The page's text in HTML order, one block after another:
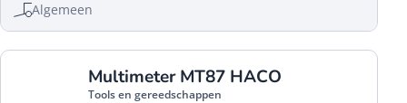
Algemeen
Multimeter MT87 HACO
Tools en gereedschappen